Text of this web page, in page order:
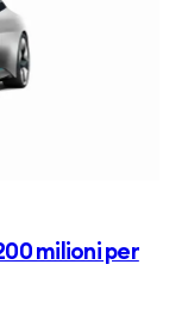
milioni per